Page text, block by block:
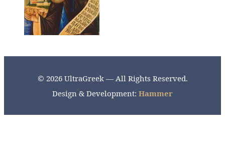
© 2026 UltraGreek — All Rights Reserved.
Design & Development: Hammer